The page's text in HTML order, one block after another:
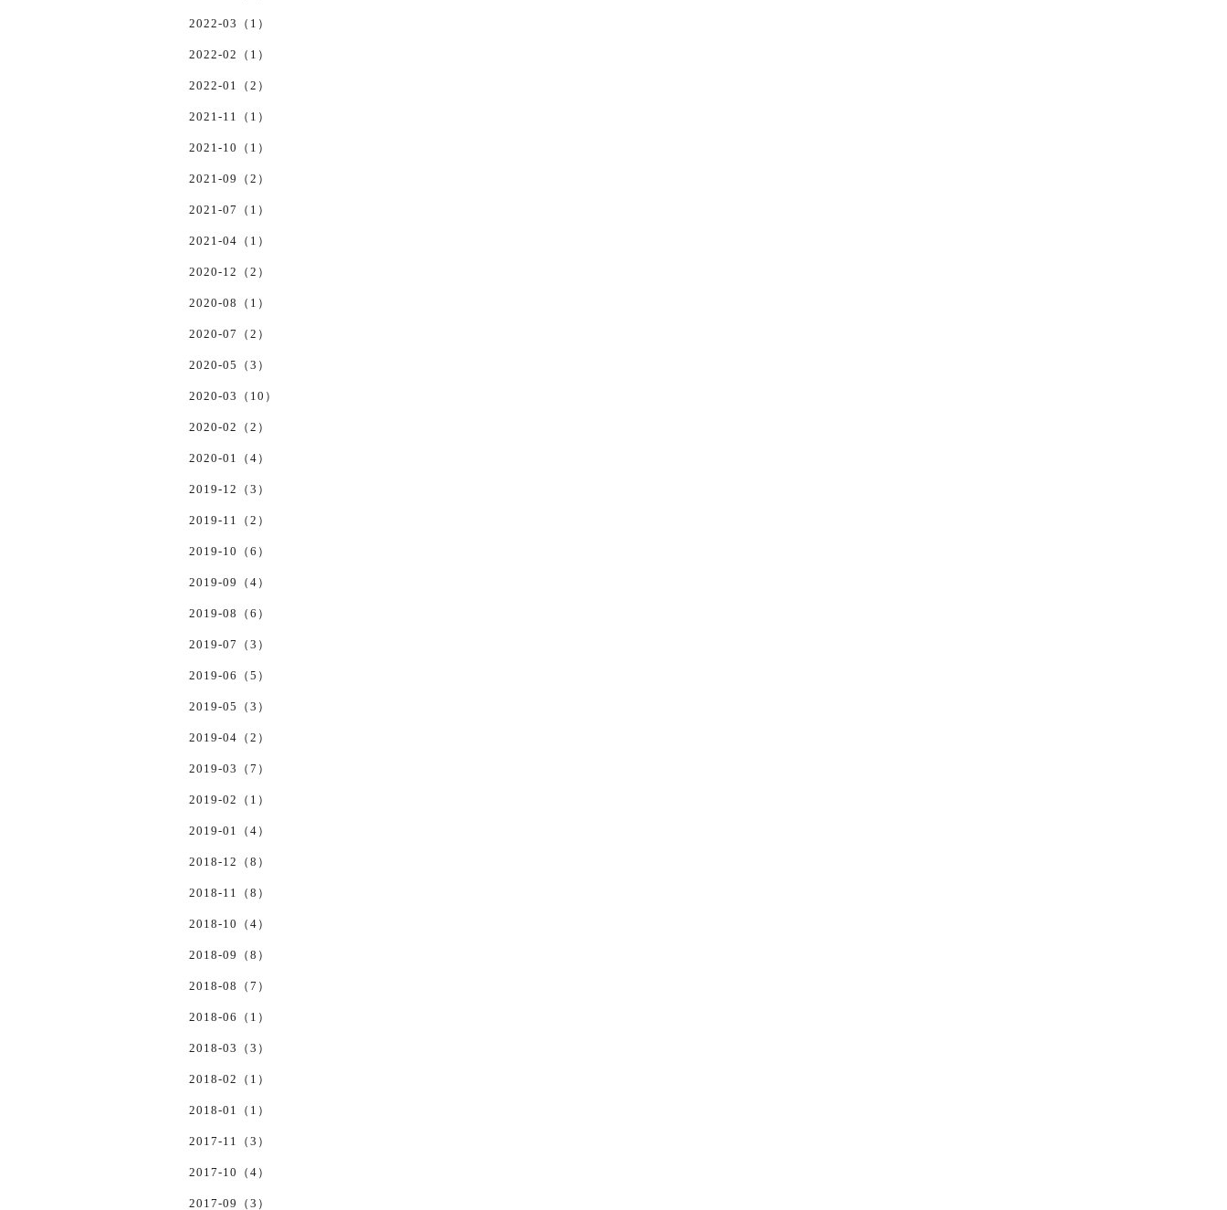
2022-03（1）
2022-02（1）
2022-01（2）
2021-11（1）
2021-10（1）
2021-09（2）
2021-07（1）
2021-04（1）
2020-12（2）
2020-08（1）
2020-07（2）
2020-05（3）
2020-03（10）
2020-02（2）
2020-01（4）
2019-12（3）
2019-11（2）
2019-10（6）
2019-09（4）
2019-08（6）
2019-07（3）
2019-06（5）
2019-05（3）
2019-04（2）
2019-03（7）
2019-02（1）
2019-01（4）
2018-12（8）
2018-11（8）
2018-10（4）
2018-09（8）
2018-08（7）
2018-06（1）
2018-03（3）
2018-02（1）
2018-01（1）
2017-11（3）
2017-10（4）
2017-09（3）